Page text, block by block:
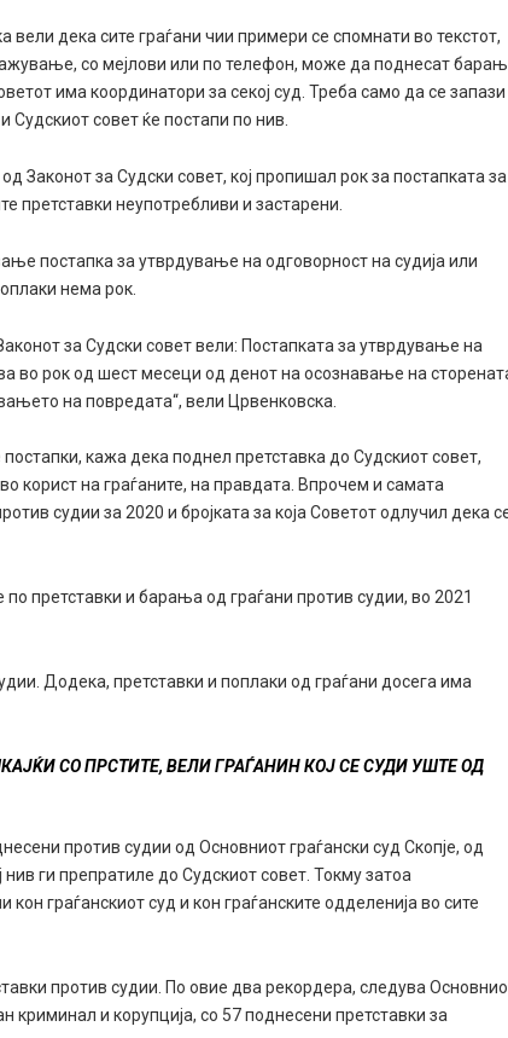
дека сите граѓани чии примери се спомнати во текстот,
со мејлови или по телефон, може да поднесат
има координатори за секој суд. Треба само да се запази
совет ќе постапи по нив.
Законот за Судски совет, кој пропишал рок за постапката за
претставки неупотребливи и застарени.
постапка за утврдување на одговорност на судија или
нема рок.
за Судски совет вели: Постапката за утврдување на
во рок од шест месеци од денот на осознавање на
на повредата“, вели Црвенковска.
кажа дека поднел претставка до Судскиот совет,
корист на граѓаните, на правдата. Впрочем и самата
судии за 2020 и бројката за која Советот одлучил дека
претставки и барања од граѓани против судии, во 2021
Додека, претставки и поплаки од граѓани досега има
СО ПРСТИТЕ, ВЕЛИ ГРАЃАНИН КОЈ СЕ СУДИ УШТЕ ОД
против судии од Основниот граѓански суд Скопје, од
ги препратиле до Судскиот совет. Токму затоа
суд и кон граѓанските одделенија во сите
против судии. По овие два рекордера, следува
криминал и корупција, со 57 поднесени претставки за